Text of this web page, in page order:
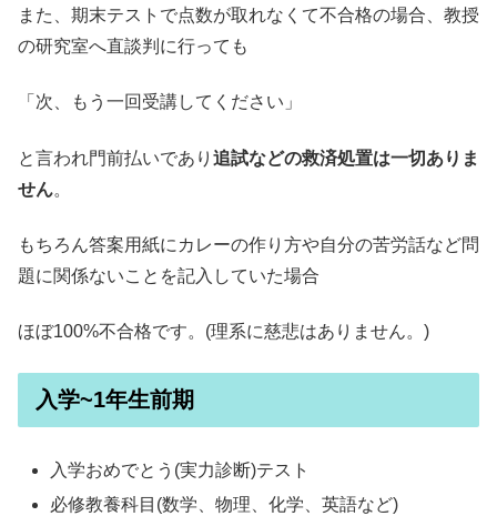
また、期末テストで点数が取れなくて不合格の場合、教授
の研究室へ直談判に行っても
「次、もう一回受講してください」
と言われ門前払いであり 追試などの救済処置は一切ありま
せん。
もちろん答案用紙にカレーの作り方や自分の苦労話など問
題に関係ないことを記入していた場合
ほぼ100%不合格です。(理系に慈悲はありません。)
入学~1年生前期
入学おめでとう(実力診断)テスト
必修教養科目(数学、物理、化学、英語など)